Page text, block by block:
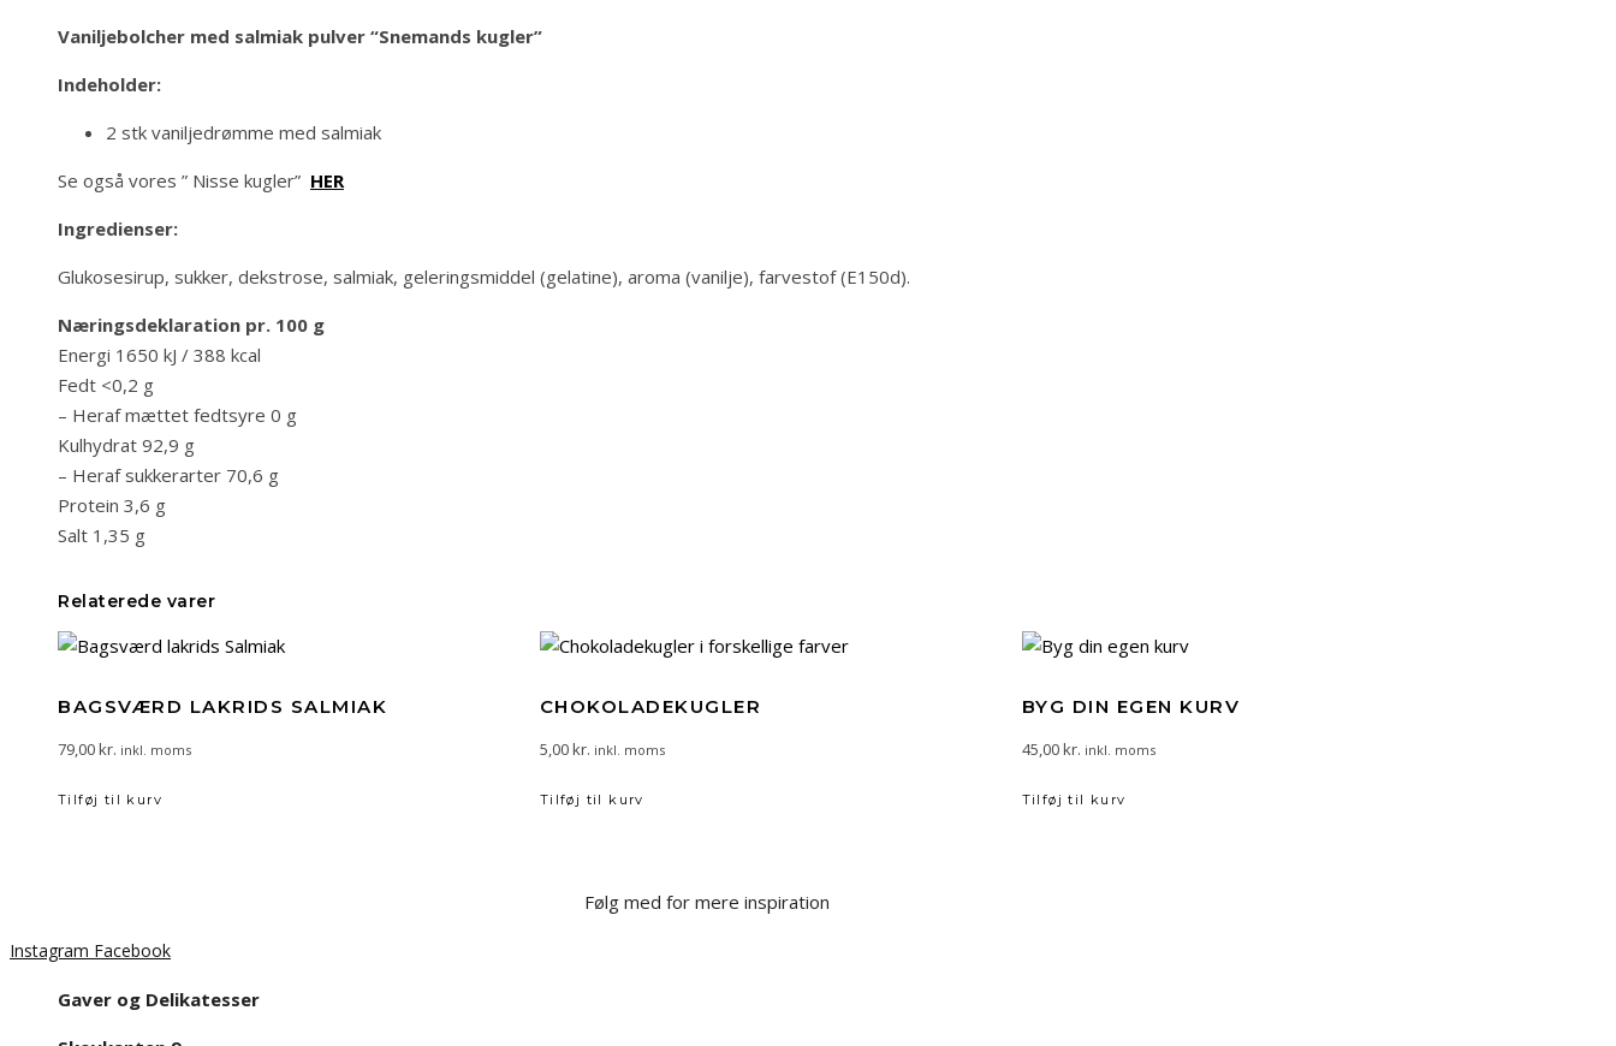
Vaniljebolcher med salmiak pulver “Snemands kugler”
Indeholder:
2 stk vaniljedrømme med salmiak
Se også vores ” Nisse kugler” HER
Ingredienser:
Glukosesirup, sukker, dekstrose, salmiak, geleringsmiddel (gelatine), aroma (vanilje), farvestof (E150d).
Næringsdeklaration pr. 100 g
Energi 1650 kJ / 388 kcal
Fedt <0,2 g
– Heraf mættet fedtsyre 0 g
Kulhydrat 92,9 g
– Heraf sukkerarter 70,6 g
Protein 3,6 g
Salt 1,35 g
Relaterede varer
BAGSVÆRD LAKRIDS SALMIAK
79,00kr. inkl. moms
Tilføj til kurv
CHOKOLADEKUGLER
5,00kr. inkl. moms
Tilføj til kurv
BYG DIN EGEN KURV
45,00kr. inkl. moms
Tilføj til kurv
Følg med for mere inspiration
Instagram Facebook
Gaver og Delikatesser